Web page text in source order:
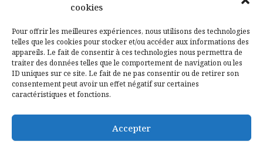
cookies
Pour offrir les meilleures expériences, nous utilisons des technologies
telles que les cookies pour stocker et/ou accéder aux informations des
appareils. Le fait de consentir à ces technologies nous permettra de
traiter des données telles que le comportement de navigation ou les
ID uniques sur ce site. Le fait de ne pas consentir ou de retirer son
consentement peut avoir un effet négatif sur certaines
caractéristiques et fonctions.
Accepter
Mentions légales
Politique de confidentialité